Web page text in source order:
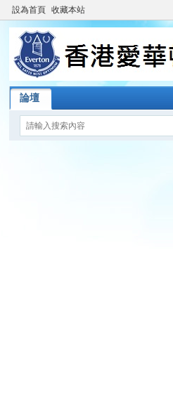
設為首頁 收藏本站
論壇